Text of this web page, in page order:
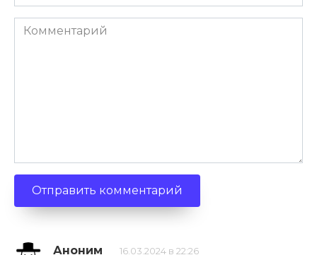
Комментарий
Аноним 16.03.2024 в 22:26